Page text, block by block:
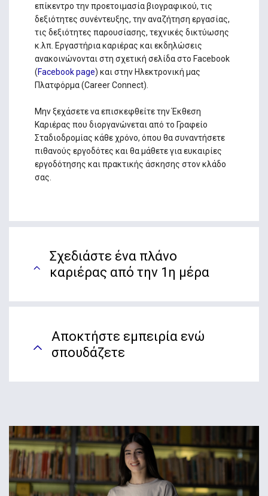
επίκεντρο την προετοιμασία βιογραφικού, τις
δεξιότητες συνέντευξης, την αναζήτηση εργασίας,
τις δεξιότητες παρουσίασης, τεχνικές δικτύωσης
κ.λπ. Εργαστήρια καριέρας και εκδηλώσεις
ανακοινώνονται στη σχετική σελίδα στο Facebook
(Facebook page) και στην Ηλεκτρονική μας
Πλατφόρμα (Career Connect).
Μην ξεχάσετε να επισκεφθείτε την Έκθεση
Καριέρας που διοργανώνεται από το Γραφείο
Σταδιοδρομίας κάθε χρόνο, όπου θα συναντήσετε
πιθανούς εργοδότες και θα μάθετε για ευκαιρίες
εργοδότησης και πρακτικής άσκησης στον κλάδο
σας.
Σχεδιάστε ένα πλάνο
καριέρας από την 1η μέρα
Αποκτήστε εμπειρία ενώ
σπουδάζετε